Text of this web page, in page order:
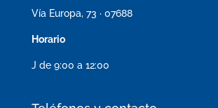
Vía Europa, 73 · 07688
Horario
J de 9:00 a 12:00